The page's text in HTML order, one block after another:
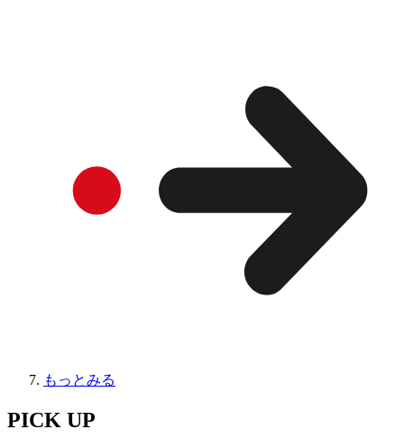
もっとみる
PICK UP